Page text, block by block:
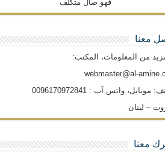
فهو ضالّ متكلّف
معنا
من المعلومات، المكتب:
webmaster@al-
موبايل، واتس آب : 0096170972841
– لبنان
معنا